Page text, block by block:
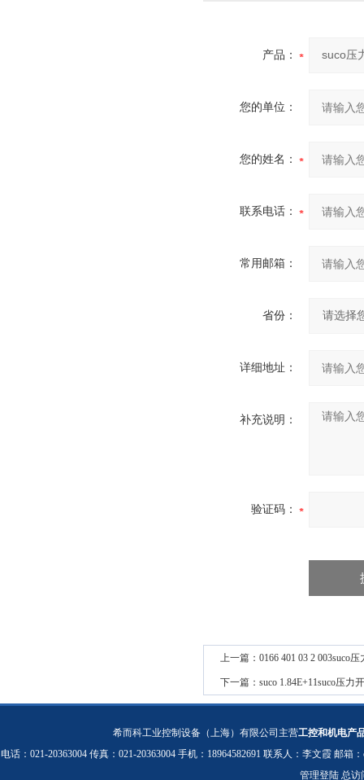
产品：
您的单位：
您的姓名：
联系电话：
常用邮箱：
省份：
详细地址：
补充说明：
验证码：
上一篇： 0166 401 03 2 003suco
下一篇： suco 1.84E+11suco压力
希而科工业控制设备（上海）有限公司主营工控和机电产
电话：021-20363004 传真：021-20363004 手机：18964582691 联系人：李文霞 邮箱：
管理登陆 总访